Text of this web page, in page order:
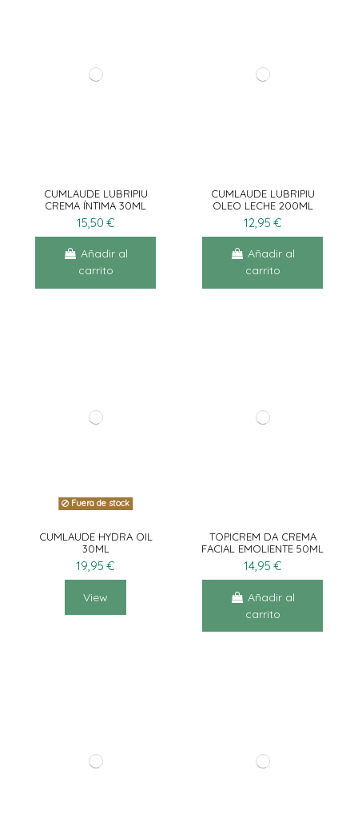
CUMLAUDE LUBRIPIU
CREMA ÍNTIMA 30ML
15,50 €
Añadir al
carrito
CUMLAUDE LUBRIPIU
OLEO LECHE 200ML
12,95 €
Añadir al
carrito
Fuera de stock
CUMLAUDE HYDRA OIL
30ML
19,95 €
View
TOPICREM DA CREMA
FACIAL EMOLIENTE 50ML
14,95 €
Añadir al
carrito